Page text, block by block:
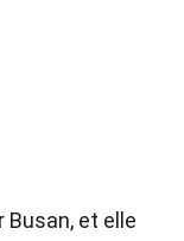
et elle